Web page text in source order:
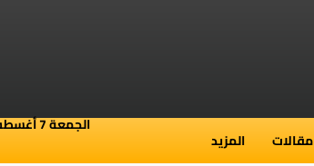
مقالات المزيد
الجمعة 7 أغسطس 2026